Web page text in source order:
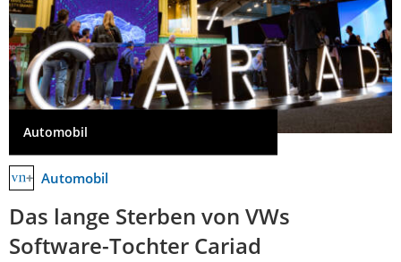
Automobil
Automobil
Das lange Sterben von VWs
Software-Tochter Cariad